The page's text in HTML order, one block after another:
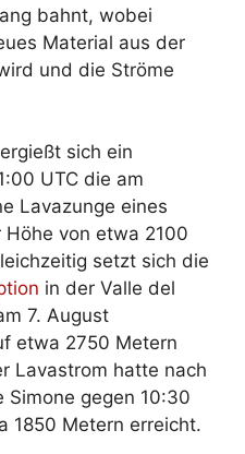
bahnt, wobei
Material aus der
und die Ströme
sich ein
UTC die am
Lavazunge eines
von etwa 2100
setzt sich die
in der Valle del
7. August
etwa 2750 Metern
Lavastrom hatte nach
Simone gegen 10:30
1850 Metern erreicht.